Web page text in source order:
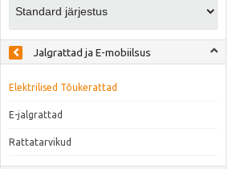
Jalgrattad ja E-mobiilsus
Elektrilised Tõukerattad
E-jalgrattad
Rattatarvikud